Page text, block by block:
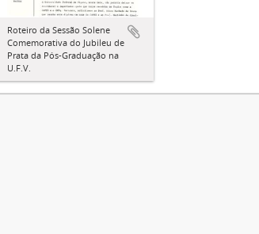
Roteiro da Sessão Solene
Comemorativa do Jubileu de
Prata da Pós-Graduação na
U.F.V.